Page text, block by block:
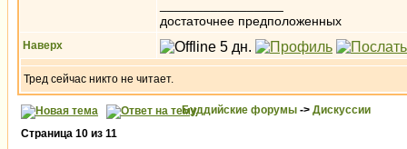
достаточнее предположенных
Наверх
Тред сейчас никто не читает.
Буддийские форумы -> Дискуссии
Страница 10 из 11